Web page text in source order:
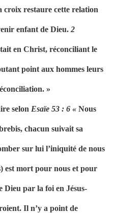
croix restaure cette relation
enfant de Dieu. 2
en Christ, réconciliant le
point aux hommes leurs
»
selon Esaïe 53 : 6 « Nous
chacun suivait sa
sur lui l’iniquité de nous
est mort pour nous et pour
Dieu par la foi en Jésus-
Il n’y a point de